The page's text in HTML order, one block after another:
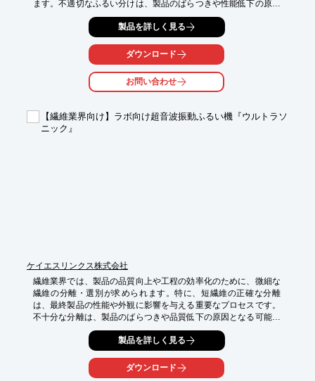
ます。不適切なふるい分けは、製品のばらつきや性能低下の原因
となり得ます。ケイエスリンクスの『ミニソニックシーブ』は、
ラボでの粒子分級に最適な小型超音波振動ふるい機です。
JIS200mm標準ふるいに超音波発振器を取り付け、超音波の力だ
けで効率的にふるい分けを行います。
【活用シーン】
・ラボでの微細粉体の粒子径分布測定
・研究開発段階でのサンプルふるい分け
【導入の効果】
製品を詳しく見る
ダウンロード
お問い合わせ
【繊維業界向け】ラボ向け超音波振動ふるい機『ウルトラソ
ニック』
ケイエスリンクス株式会社
繊維業界では、製品の品質向上や工程の効率化のために、微細な
繊維の分離・選別が求められます。特に、短繊維の正確な分離
は、最終製品の性能や外観に影響を与える重要なプロセスです。
不十分な分離は、製品のばらつきや品質低下の原因となる可能性
があります。当社の『ウルトラソニック』は、ラボでの短繊維分
離に効果を発揮します。
【活用シーン】
・ラボでの短繊維の分離・選別
製品を詳しく見る
ダウンロード